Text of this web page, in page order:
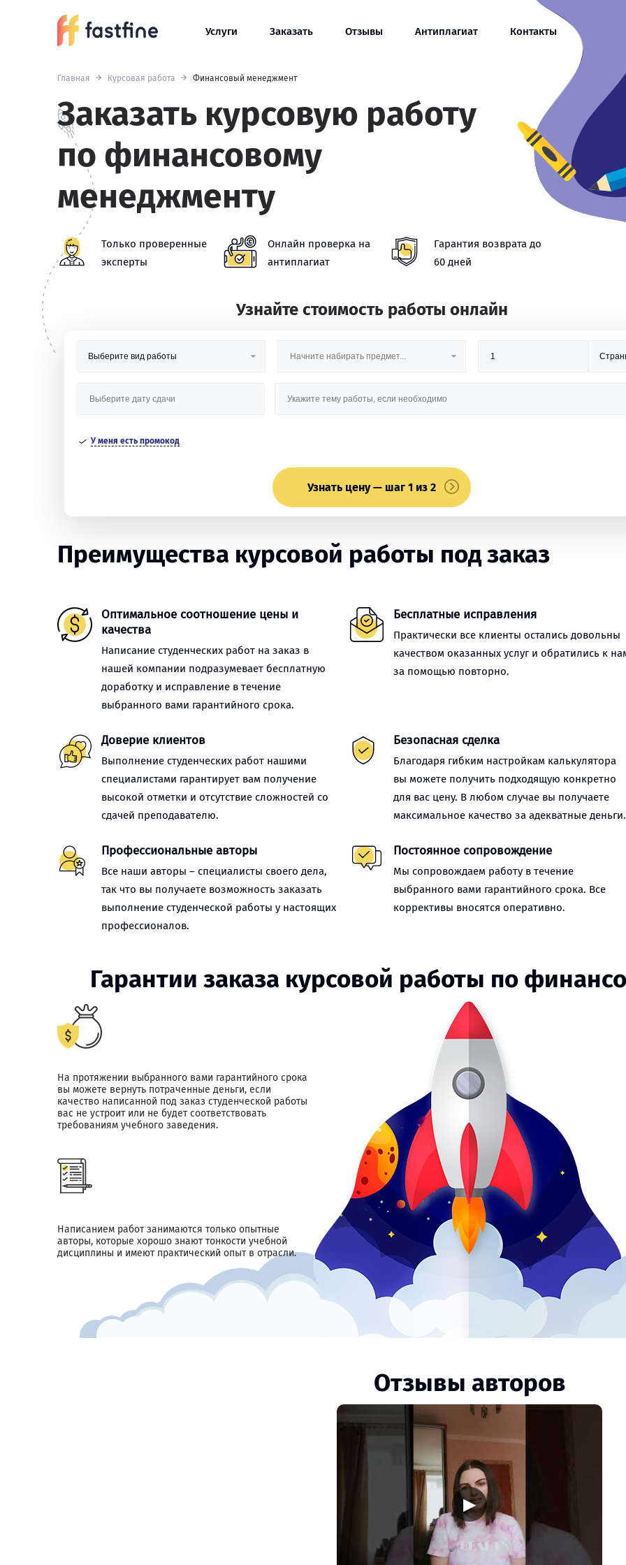
Услуги Заказать Отзывы Антиплагиат Контакты
Главная Курсовая работа Финансовый менеджмент
Заказать курсовую работу
по финансовому
менеджменту
Только проверенные
эксперты
Онлайн проверка на
антиплагиат
Гарантия возврата до
60 дней
Узнайте стоимость работы онлайн
У меня есть промокод
Узнать цену — шаг 1 из 2
Преимущества курсовой работы под заказ
Оптимальное соотношение цены и
качества
Написание студенческих работ на заказ в
нашей компании подразумевает бесплатную
доработку и исправление в течение
выбранного вами гарантийного срока.
Бесплатные исправления
Практически все клиенты остались довольны
качеством оказанных услуг и обратились к
за помощью повторно.
Доверие клиентов
Выполнение студенческих работ нашими
специалистами гарантирует вам получение
высокой отметки и отсутствие сложностей со
сдачей преподавателю.
Безопасная сделка
Благодаря гибким настройкам калькулятора
вы можете получить подходящую конкретно
для вас цену. В любом случае вы получаете
максимальное качество за адекватные деньги.
Профессиональные авторы
Все наши авторы – специалисты своего дела,
так что вы получаете возможность заказать
выполнение студенческой работы у настоящих
профессионалов.
Постоянное сопровождение
Мы сопровождаем работу в течение
выбранного вами гарантийного срока. Все
коррективы вносятся оперативно.
Гарантии заказа курсовой работы по
На протяжении выбранного вами гарантийного срока
вы можете вернуть потраченные деньги, если
качество написанной под заказ студенческой работы
вас не устроит или не будет соответствовать
требованиям учебного заведения.
Написанием работ занимаются только опытные
авторы, которые хорошо знают тонкости учебной
дисциплины и имеют практический опыт в отрасли.
Отзывы авторов
▶